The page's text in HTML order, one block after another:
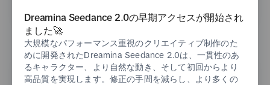
Dreamina Seedance 2.0の早期アクセスが開始され
ました🚀
大規模なパフォーマンス重視のクリエイティブ制作のた
めに開発されたDreamina Seedance 2.0は、一貫性のあ
るキャラクター、より自然な動き、そして初回からより
高品質を実現します。修正の手間を減らし、より多くの